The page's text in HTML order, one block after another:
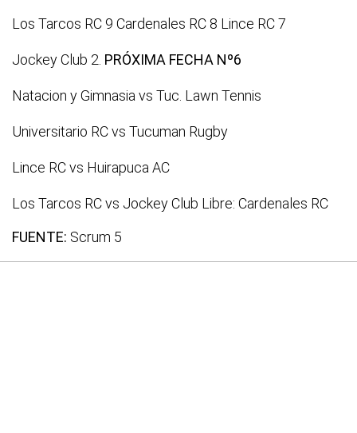
Los Tarcos RC 9 Cardenales RC 8 Lince RC 7
Jockey Club 2. PRÓXIMA FECHA Nº6
Natacion y Gimnasia vs Tuc. Lawn Tennis
Universitario RC vs Tucuman Rugby
Lince RC vs Huirapuca AC
Los Tarcos RC vs Jockey Club Libre: Cardenales RC
FUENTE: Scrum 5